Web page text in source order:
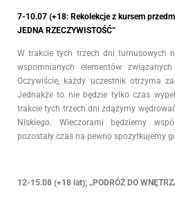
7-10.07 (+18: Rekolekcje z kursem
JEDNA RZECZYWISTOŚĆ”
W trakcie tych trzech dni turnusowych
wspomnianych elementów
Oczywiście, każdy uczestnik otrzyma
Jednakże to nie będzie tylko czas
trakcie tych trzech dni zdążymy
Niskiego. Wieczorami będziemy
pozostały czas na pewno spożytkujemy
12-15.08 (+18 lat); „PODRÓŻ DO